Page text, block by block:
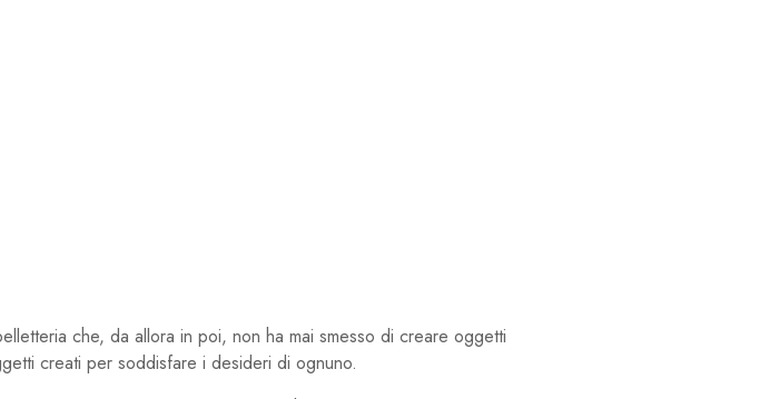
che, da allora in poi, non ha mai smesso di creare oggetti
creati per soddisfare i desideri di ognuno.